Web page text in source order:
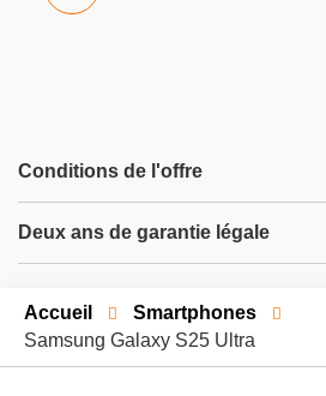
Conditions de l'offre
Deux ans de garantie légale
Accueil
Smartphones
Samsung Galaxy S25 Ultra